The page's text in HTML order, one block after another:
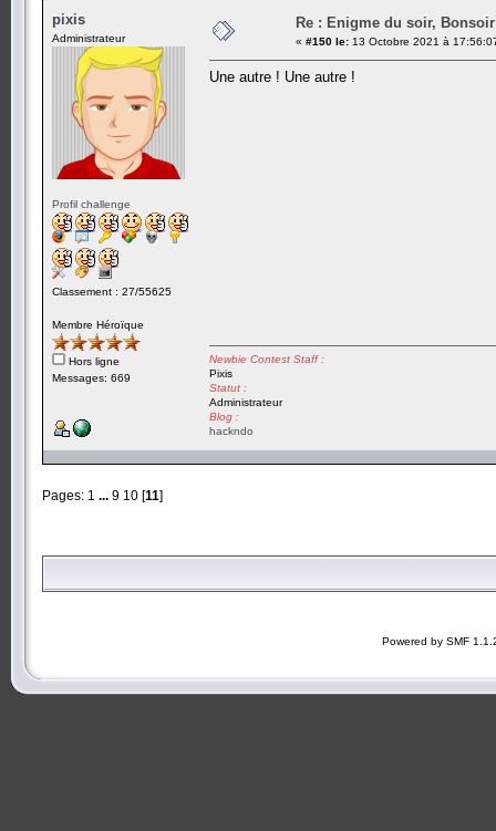
pixis
Administrateur
Profil challenge
Classement : 27/55625
Membre Héroïque
Hors ligne
Messages: 669
Re : Enigme du soir,
« #150 le: 13 Octobre 2021 à
Une autre ! Une autre !
Newbie Contest Staff :
Pixis
Statut :
Administrateur
Blog :
hackndo
Pages: 1 ... 9 10 [11]
Powered by SMF